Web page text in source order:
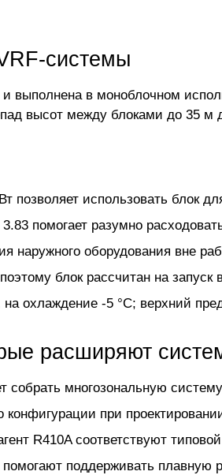
системы
и выполнена в моноблочном
высот между блоками до 35
позволяет использовать блок
помогает разумно
наружного оборудования вне
блок рассчитан на запуск
охлаждение -5 °C; верхний
расширяют
собрать многозональную
при
R410A соответствуют
поддерживать плавную